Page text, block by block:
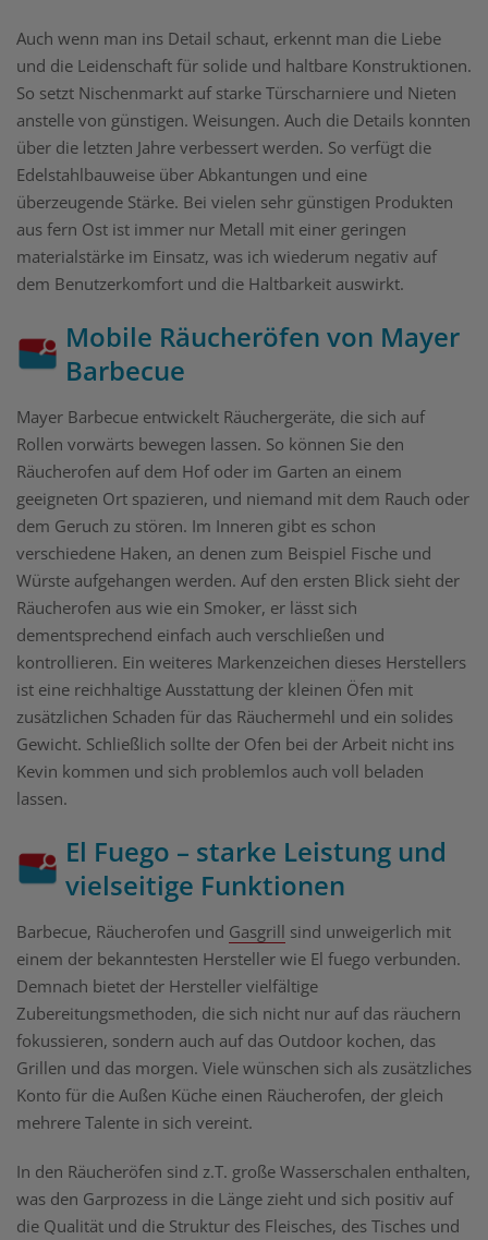
Auch wenn man ins Detail schaut, erkennt man die Liebe
und die Leidenschaft für solide und haltbare Konstruktionen.
So setzt Nischenmarkt auf starke Türscharniere und Nieten
anstelle von günstigen. Weisungen. Auch die Details konnten
über die letzten Jahre verbessert werden. So verfügt die
Edelstahlbauweise über Abkantungen und eine
überzeugende Stärke. Bei vielen sehr günstigen Produkten
aus fern Ost ist immer nur Metall mit einer geringen
materialstärke im Einsatz, was ich wiederum negativ auf
dem Benutzerkomfort und die Haltbarkeit auswirkt.
Mobile Räucheröfen von Mayer
Barbecue
Mayer Barbecue entwickelt Räuchergeräte, die sich auf
Rollen vorwärts bewegen lassen. So können Sie den
Räucherofen auf dem Hof oder im Garten an einem
geeigneten Ort spazieren, und niemand mit dem Rauch oder
dem Geruch zu stören. Im Inneren gibt es schon
verschiedene Haken, an denen zum Beispiel Fische und
Würste aufgehangen werden. Auf den ersten Blick sieht der
Räucherofen aus wie ein Smoker, er lässt sich
dementsprechend einfach auch verschließen und
kontrollieren. Ein weiteres Markenzeichen dieses Herstellers
ist eine reichhaltige Ausstattung der kleinen Öfen mit
zusätzlichen Schaden für das Räuchermehl und ein solides
Gewicht. Schließlich sollte der Ofen bei der Arbeit nicht ins
Kevin kommen und sich problemlos auch voll beladen
lassen.
El Fuego – starke Leistung und
vielseitige Funktionen
Barbecue, Räucherofen und Gasgrill sind unweigerlich mit
einem der bekanntesten Hersteller wie El fuego verbunden.
Demnach bietet der Hersteller vielfältige
Zubereitungsmethoden, die sich nicht nur auf das räuchern
fokussieren, sondern auch auf das Outdoor kochen, das
Grillen und das morgen. Viele wünschen sich als zusätzliches
Konto für die Außen Küche einen Räucherofen, der gleich
mehrere Talente in sich vereint.
In den Räucheröfen sind z.T. große Wasserschalen enthalten,
was den Garprozess in die Länge zieht und sich positiv auf
die Qualität und die Struktur des Fleisches, des Tisches und